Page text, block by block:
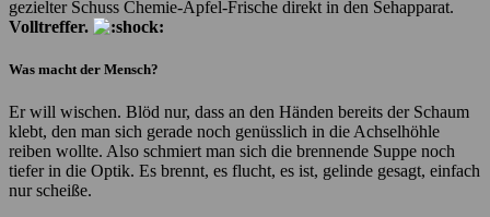
gezielter Schuss Chemie-Apfel-Frische direkt in den Sehapparat.
Volltreffer.
Was macht der Mensch?
Er will wischen. Blöd nur, dass an den Händen bereits der Schaum
klebt, den man sich gerade noch genüsslich in die Achselhöhle
reiben wollte. Also schmiert man sich die brennende Suppe noch
tiefer in die Optik. Es brennt, es flucht, es ist, gelinde gesagt, einfach
nur scheiße.